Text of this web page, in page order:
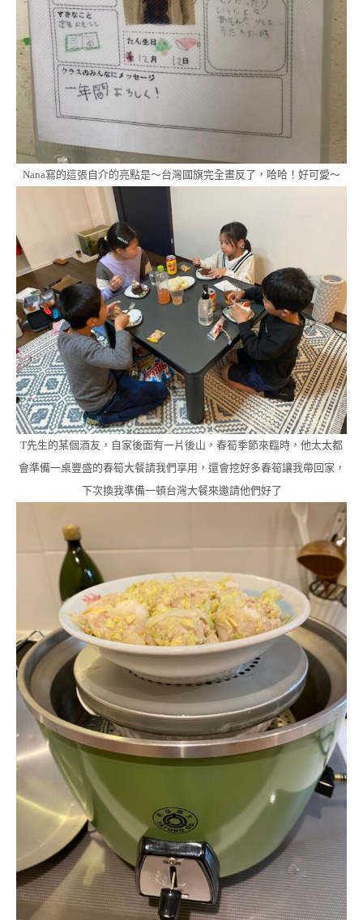
Nana寫的這張自介的亮點是～台灣國旗完全畫反了，哈哈！好可愛～
T先生的某個酒友，自家後面有一片後山，春筍季節來臨時，他太太都
會準備一桌豐盛的春筍大餐請我們享用，還會挖好多春筍讓我帶回家，
下次換我準備一頓台灣大餐來邀請他們好了